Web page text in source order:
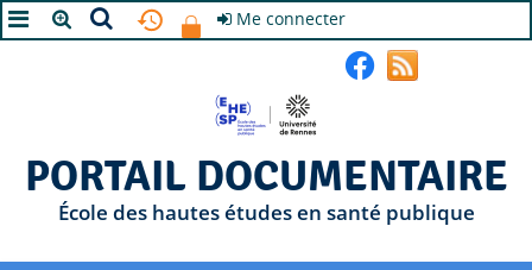
Me connecter
PORTAIL DOCUMENTAIRE
École des hautes études en santé publique